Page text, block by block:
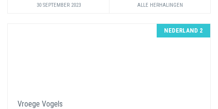
30 SEPTEMBER 2023 ALLE HERHALINGEN
NEDERLAND 2
Vroege Vogels